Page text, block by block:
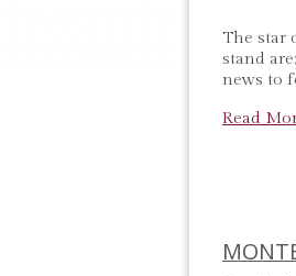
The star
stand
news to
Read